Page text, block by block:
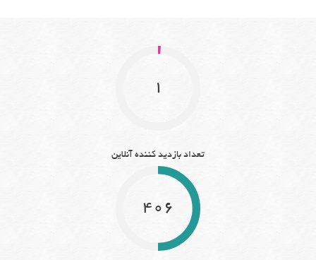
1
تعداد بازدید کننده آنلاین
406